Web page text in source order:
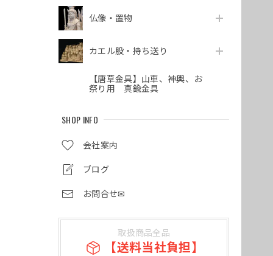
仏像・置物
カエル股・持ち送り
【唐草金具】山車、神輿、お
祭り用 真鍮金具
SHOP INFO
会社案内
ブログ
お問合せ✉
取扱商品全品
【送料当社負担】